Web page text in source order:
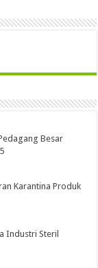
Besar
Karantina Produk
Industri Steril